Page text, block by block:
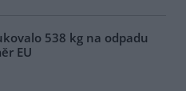
538 kg na odpadu
EU